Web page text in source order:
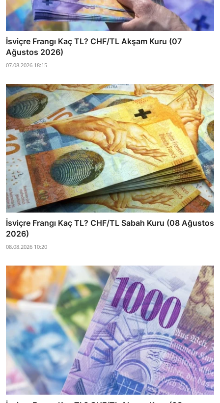
İsviçre Frangı Kaç TL? CHF/TL Akşam Kuru (07
Ağustos 2026)
07.08.2026 18:15
İsviçre Frangı Kaç TL? CHF/TL Sabah Kuru (08 Ağustos
2026)
08.08.2026 10:20